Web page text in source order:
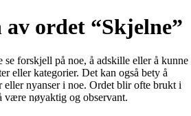
ordet “Skjelne”
se forskjell på noe, å adskille eller å kunne
eller kategorier. Det kan også bety å
eller nyanser i noe. Ordet blir ofte brukt i
være nøyaktig og observant.